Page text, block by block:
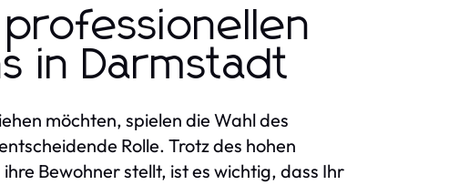
in Darmstadt
möchten, spielen die Wahl des
Rolle. Trotz des hohen
Bewohner stellt, ist es wichtig, dass Ihr